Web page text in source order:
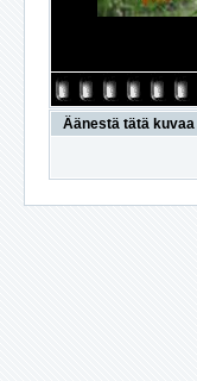
Äänestä tätä kuvaa